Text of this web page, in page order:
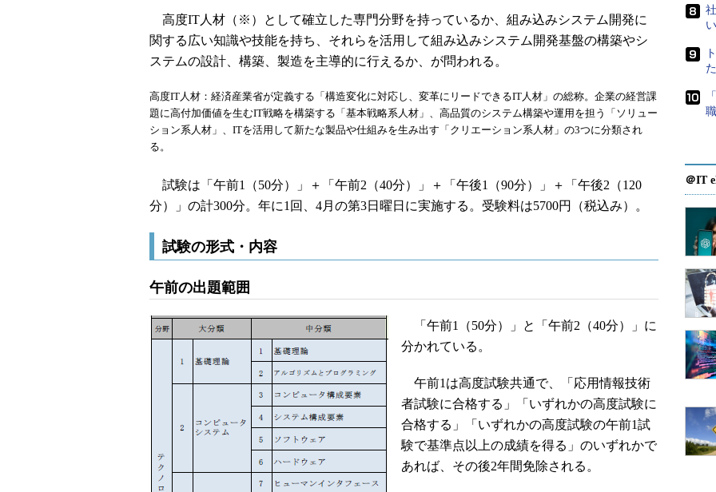
高度IT人材（※）として確立した専門分野を持っているか、組み込みシステム開発に
関する広い知識や技能を持ち、それらを活用して組み込みシステム開発基盤の構築やシ
ステムの設計、構築、製造を主導的に行えるか、が問われる。
高度IT人材：経済産業省が定義する「構造変化に対応し、変革にリードできるIT人材」の総称。企業の経営課
題に高付加価値を生むIT戦略を構築する「基本戦略系人材」、高品質のシステム構築や運用を担う「ソリュー
ション系人材」、ITを活用して新たな製品や仕組みを生み出す「クリエーション系人材」の3つに分類され
る。
試験は「午前1（50分）」＋「午前2（40分）」＋「午後1（90分）」＋「午後2（120
分）」の計300分。年に1回、4月の第3日曜日に実施する。受験料は5700円（税込み）。
試験の形式・内容
午前の出題範囲
「午前1（50分）」と「午前2（40分）」に
分かれている。
午前1は高度試験共通で、「応用情報技術
者試験に合格する」「いずれかの高度試験に
合格する」「いずれかの高度試験の午前1試
験で基準点以上の成績を得る」のいずれかで
あれば、その後2年間免除される。
＠IT